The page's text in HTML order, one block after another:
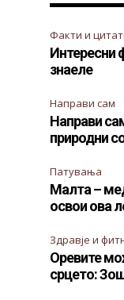
Факти и
Интересни
знаеле
Направи сам
Направи
природни
Патувања
Малта –
освои ова
Здравје и
Оревите
срцето: